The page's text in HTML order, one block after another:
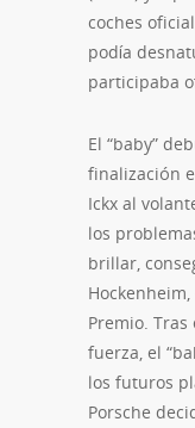
coches
podía
participaba
El “baby”
finalización
Ickx al
los
brillar,
Premio.
fuerza, el
los futuros
Porsche